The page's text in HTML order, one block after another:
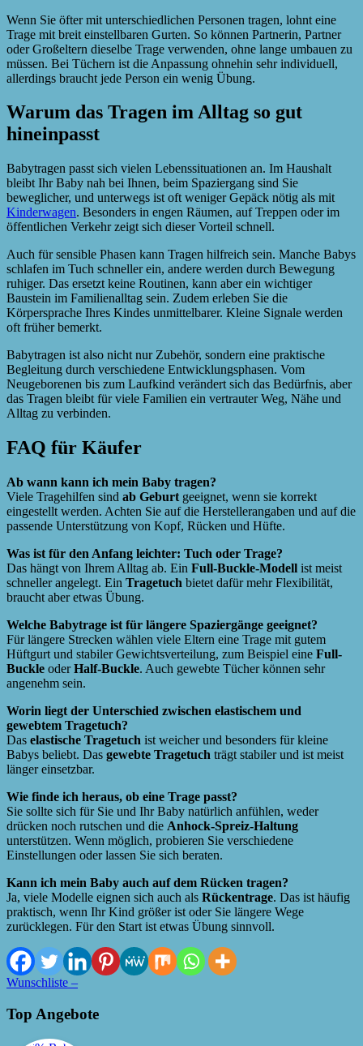
Wenn Sie öfter mit unterschiedlichen Personen tragen, lohnt eine
Trage mit breit einstellbaren Gurten. So können Partnerin, Partner
oder Großeltern dieselbe Trage verwenden, ohne lange umbauen zu
müssen. Bei Tüchern ist die Anpassung ohnehin sehr individuell,
allerdings braucht jede Person ein wenig Übung.
Warum das Tragen im Alltag so gut
hineinpasst
Babytragen passt sich vielen Lebenssituationen an. Im Haushalt
bleibt Ihr Baby nah bei Ihnen, beim Spaziergang sind Sie
beweglicher, und unterwegs ist oft weniger Gepäck nötig als mit
Kinderwagen. Besonders in engen Räumen, auf Treppen oder im
öffentlichen Verkehr zeigt sich dieser Vorteil schnell.
Auch für sensible Phasen kann Tragen hilfreich sein. Manche Babys
schlafen im Tuch schneller ein, andere werden durch Bewegung
ruhiger. Das ersetzt keine Routinen, kann aber ein wichtiger
Baustein im Familienalltag sein. Zudem erleben Sie die
Körpersprache Ihres Kindes unmittelbarer. Kleine Signale werden
oft früher bemerkt.
Babytragen ist also nicht nur Zubehör, sondern eine praktische
Begleitung durch verschiedene Entwicklungsphasen. Vom
Neugeborenen bis zum Laufkind verändert sich das Bedürfnis, aber
das Tragen bleibt für viele Familien ein vertrauter Weg, Nähe und
Alltag zu verbinden.
FAQ für Käufer
Ab wann kann ich mein Baby tragen?
Viele Tragehilfen sind ab Geburt geeignet, wenn sie korrekt
eingestellt werden. Achten Sie auf die Herstellerangaben und auf die
passende Unterstützung von Kopf, Rücken und Hüfte.
Was ist für den Anfang leichter: Tuch oder Trage?
Das hängt von Ihrem Alltag ab. Ein Full-Buckle-Modell ist meist
schneller angelegt. Ein Tragetuch bietet dafür mehr Flexibilität,
braucht aber etwas Übung.
Welche Babytrage ist für längere Spaziergänge geeignet?
Für längere Strecken wählen viele Eltern eine Trage mit gutem
Hüftgurt und stabiler Gewichtsverteilung, zum Beispiel eine Full-
Buckle oderHalf-Buckle. Auch gewebte Tücher können sehr
angenehm sein.
Worin liegt der Unterschied zwischen elastischem und
gewebtem Tragetuch?
Das elastische Tragetuch ist weicher und besonders für kleine
Babys beliebt. Das gewebte Tragetuch trägt stabiler und ist meist
länger einsetzbar.
Wie finde ich heraus, ob eine Trage passt?
Sie sollte sich für Sie und Ihr Baby natürlich anfühlen, weder
drücken noch rutschen und die Anhock-Spreiz-Haltung
unterstützen. Wenn möglich, probieren Sie verschiedene
Einstellungen oder lassen Sie sich beraten.
Kann ich mein Baby auch auf dem Rücken tragen?
Ja, viele Modelle eignen sich auch als Rückentrage. Das ist häufig
praktisch, wenn Ihr Kind größer ist oder Sie längere Wege
zurücklegen. Für den Start ist etwas Übung sinnvoll.
Wunschliste –
Top Angebote